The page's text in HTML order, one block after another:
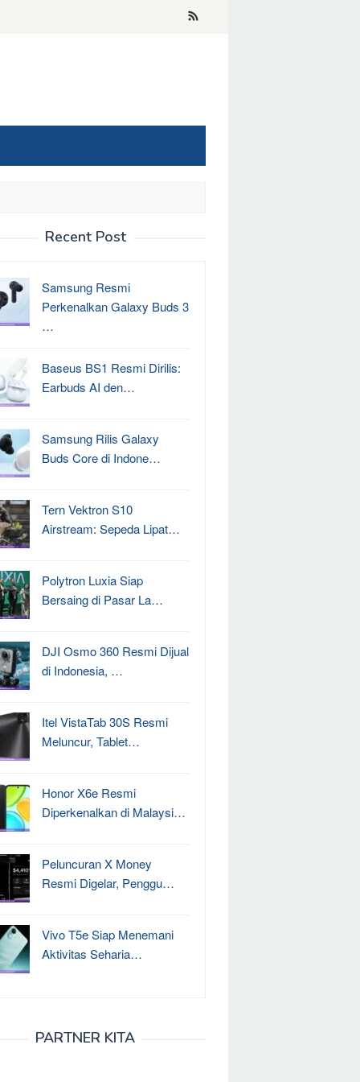
Recent Post
Samsung Resmi
Perkenalkan Galaxy Buds 3
…
Baseus BS1 Resmi Dirilis:
Earbuds AI den…
Samsung Rilis Galaxy
Buds Core di Indone…
Tern Vektron S10
Airstream: Sepeda Lipat…
Polytron Luxia Siap
Bersaing di Pasar La…
DJI Osmo 360 Resmi Dijual
di Indonesia, …
Itel VistaTab 30S Resmi
Meluncur, Tablet…
Honor X6e Resmi
Diperkenalkan di Malaysi…
Peluncuran X Money
Resmi Digelar, Penggu…
Vivo T5e Siap Menemani
Aktivitas Seharia…
PARTNER KITA